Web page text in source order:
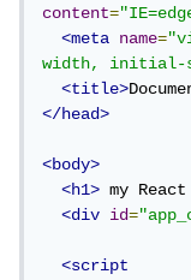
content=
<meta
name=
width, initial-
<title>
</head>
<body>
<h1> my
<div
id=
<script